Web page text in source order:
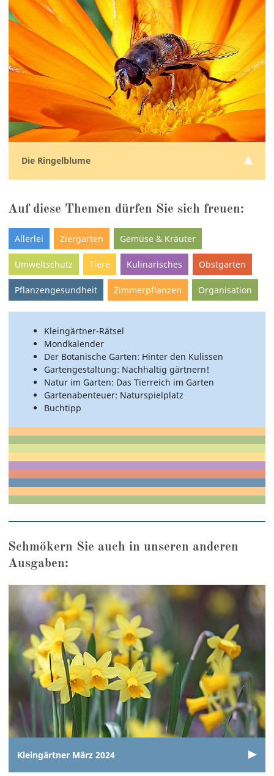
Die Ringelblume
Auf diese Themen dürfen Sie sich freuen:
Allerlei Ziergarten Gemüse & Kräuter
Umweltschutz Tiere Kulinarisches Obstgarten
Pflanzengesundheit Zimmerpflanzen Organisation
Kleingärtner-Rätsel
Mondkalender
Der Botanische Garten: Hinter den Kulissen
Gartengestaltung: Nachhaltig gärtnern!
Natur im Garten: Das Tierreich im Garten
Gartenabenteuer: Naturspielplatz
Buchtipp
Schmökern Sie auch in unseren anderen
Ausgaben:
Kleingärtner März 2024